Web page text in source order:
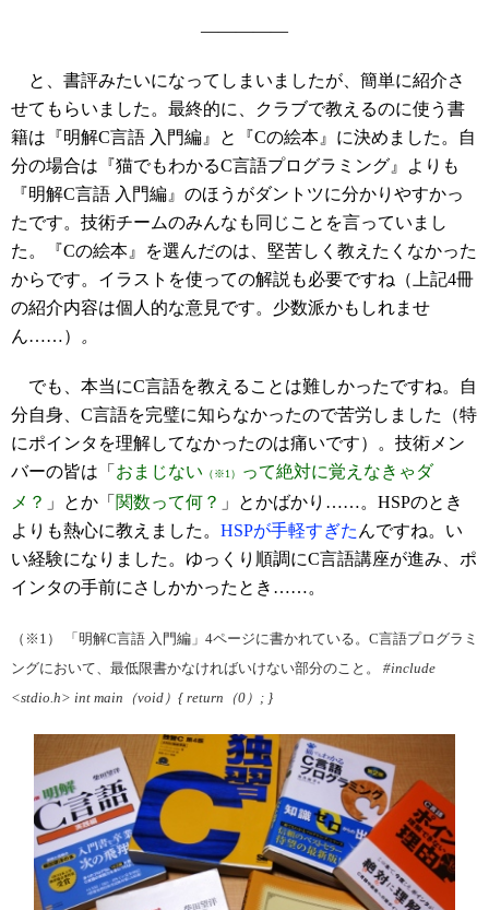
―――――
と、書評みたいになってしまいましたが、簡単に紹介さ
せてもらいました。最終的に、クラブで教えるのに使う書
籍は『明解C言語 入門編』と『Cの絵本』に決めました。自
分の場合は『猫でもわかるC言語プログラミング』よりも
『明解C言語 入門編』のほうがダントツに分かりやすかっ
たです。技術チームのみんなも同じことを言っていまし
た。『Cの絵本』を選んだのは、堅苦しく教えたくなかった
からです。イラストを使っての解説も必要ですね（上記4冊
の紹介内容は個人的な意見です。少数派かもしれませ
ん……）
。
でも、本当にC言語を教えることは難しかったですね。自
分自身、C言語を完璧に知らなかったので苦労しました（特
にポインタを理解してなかったのは痛いです）。技術メン
バーの皆は「 おまじない （※1）
って絶対に覚えなきゃダ
メ？ 」とか「 関数って何？ 」とかばかり……。HSPのとき
よりも熱心に教えました。 HSPが手軽すぎた んですね。い
い経験になりました。ゆっくり順調にC言語講座が進み、ポ
インタの手前にさしかかったとき……。
（※1）
「明解C言語 入門編」4ページに書かれている。C言語プログラミ
ングにおいて、最低限書かなければいけない部分のこと。 #include
<stdio.h> int main（void）{ return（0）; }